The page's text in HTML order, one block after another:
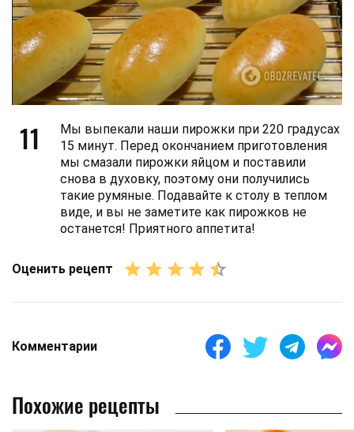
11
Мы выпекали наши пирожки при 220 градусах
15 минут. Перед окончанием приготовления
мы смазали пирожки яйцом и поставили
снова в духовку, поэтому они получились
такие румяные. Подавайте к столу в теплом
виде, и вы не заметите как пирожков не
останется! Приятного аппетита!
Оценить рецепт
Комментарии
Похожие рецепты